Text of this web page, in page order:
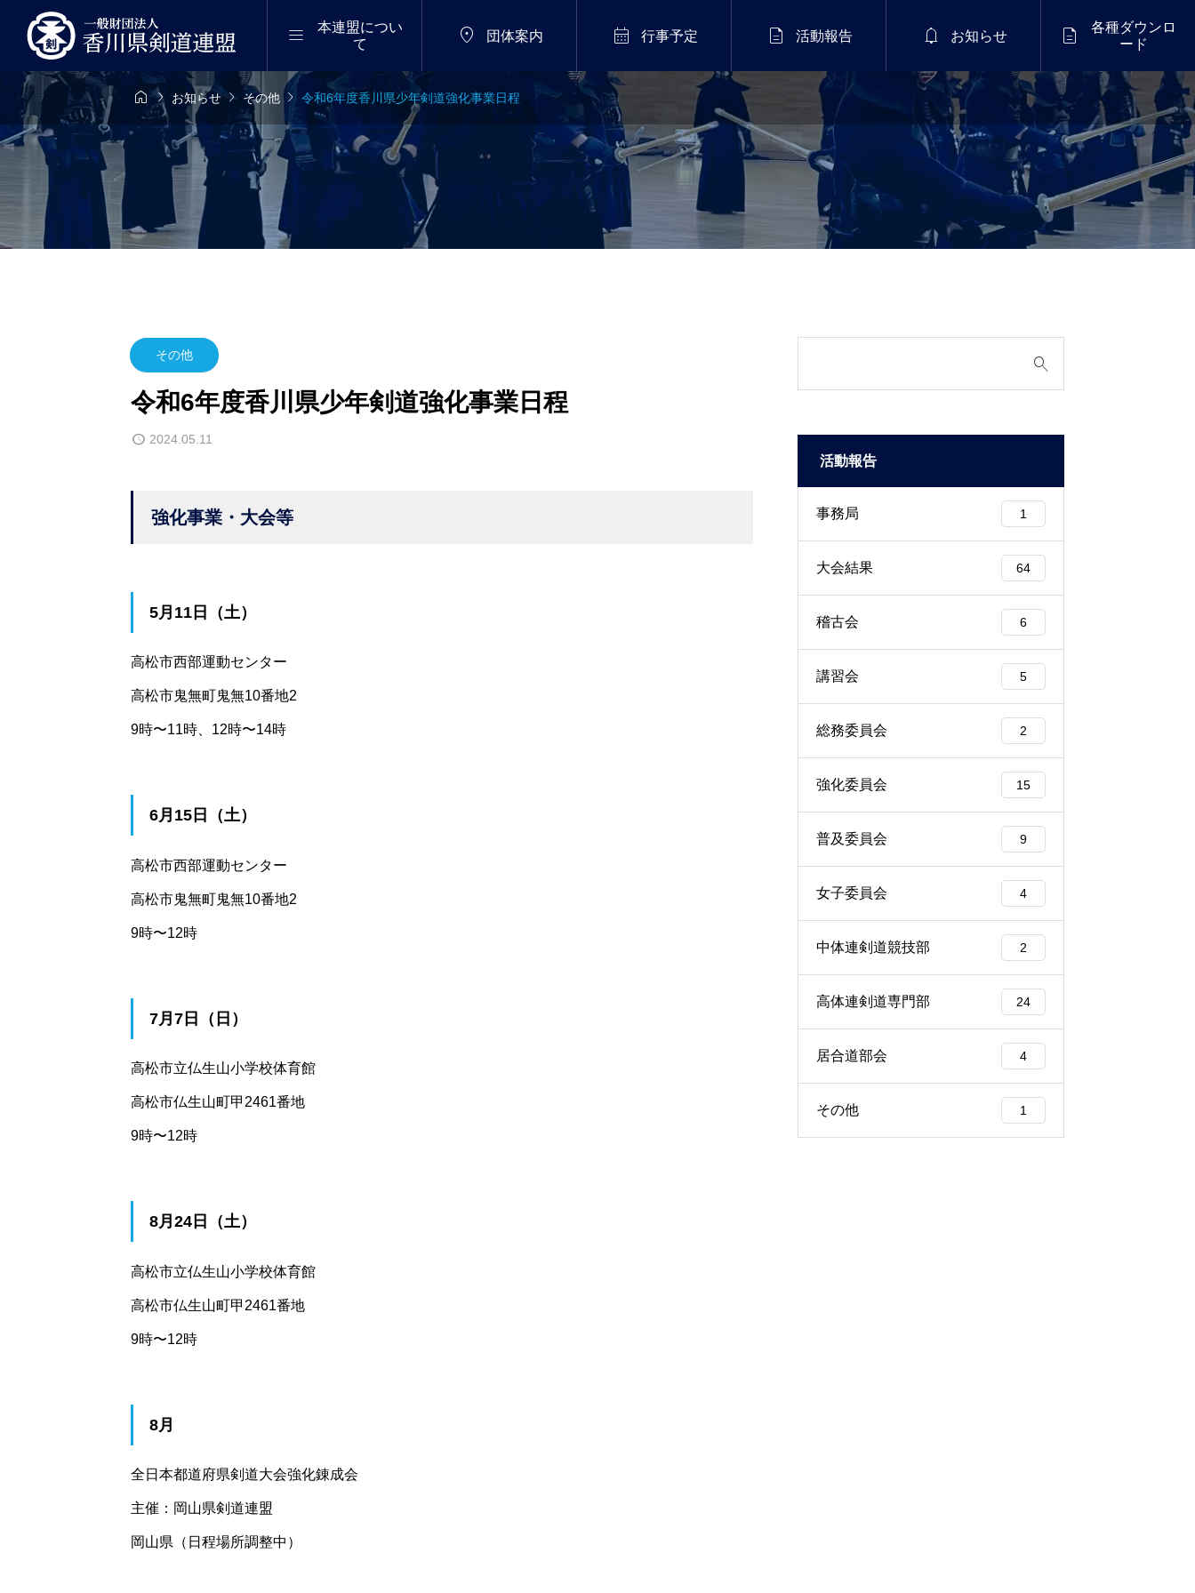

本連盟につい
て
 団体案内  行事予定  活動報告  お知らせ 
各種ダウンロ
ード
8月9日（日）
審査会（初段
｜東かがわ
2026年8月11日（火）
県下剣道講習会 ｜2026
年8月
2026年8月15日（土）
国民スポーツ大会四国
ブロック大会
定期開催
国民スポーツ大会四国
ブロック大会
 
 お知らせ その他  令和6年度香川県少年剣道強化事業日程
その他
令和6年度香川県少年剣道強化事業日程
2024.05.11
強化事業・大会等
5月11日（土）
高松市西部運動センター
高松市鬼無町鬼無10番地2
9時〜11時、12時〜14時
6月15日（土）
高松市西部運動センター
高松市鬼無町鬼無10番地2
9時〜12時
7月7日（日）
高松市立仏生山小学校体育館
高松市仏生山町甲2461番地
9時〜12時
8月24日（土）
高松市立仏生山小学校体育館
高松市仏生山町甲2461番地
9時〜12時
8月
全日本都道府県剣道大会強化錬成会
主催：岡山県剣道連盟
岡山県（日程場所調整中）
活動報告
事務局 1
大会結果 64
稽古会 6
講習会 5
総務委員会 2
強化委員会 15
普及委員会 9
女子委員会 4
中体連剣道競技部 2
高体連剣道専門部 24
居合道部会 4
その他 1